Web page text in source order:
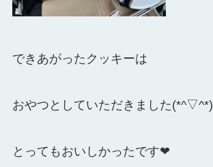
できあがったクッキーは
おやつとしていただきました(*^▽^*)
とってもおいしかったです❤